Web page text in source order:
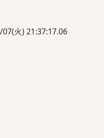
火) 21:37:17.06